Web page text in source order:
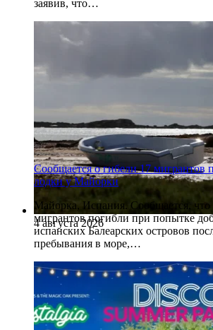
заявив, что…
4 августа 2026
Сообщается о гибели 17 мигрантов
лодки у Майорки
Майорка, Испания. Сообщается, что
мигрантов погибли при попытке
испанских Балеарских островов
пребывания в море,…